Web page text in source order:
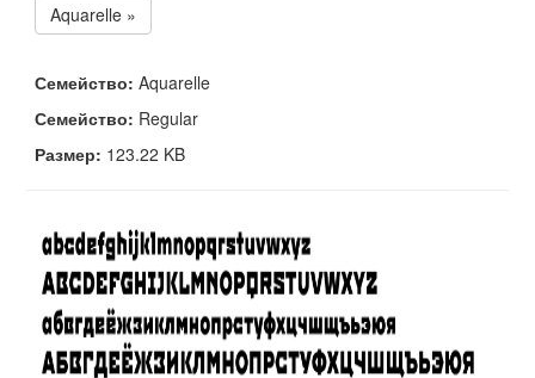
Aquarelle »
Семейство: Aquarelle
Семейство: Regular
Размер: 123.22 KB